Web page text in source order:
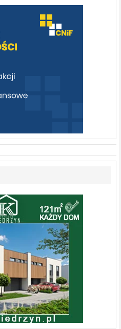
warto
poznać
[fotorelacja]